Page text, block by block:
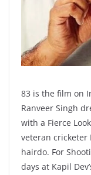
83 is the film on
Ranveer Singh
with a Fierce
veteran cricketer
hairdo. For
days at Kapil